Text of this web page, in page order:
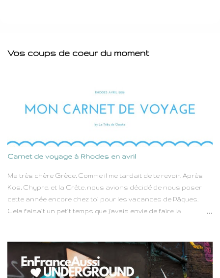
Vos coups de coeur du moment
Carnet de voyage à Rhodes en avril
Ma très chère Grèce, Comme il me tardait de te revoir. Après
Kos, Chypre, et la Crête, nous avions décidé de nous poser
cette année encore chez toi pour les vacances de Pâques.
Cela faisait un petit temps que j'avais envie de faire la
de 38, Rhodes n'est pas très grande, mais pas si petite non
plus. Elle était parfaite pour nous laisser suffisamment de
temps au cours de cette semaine de vacances pour alterner